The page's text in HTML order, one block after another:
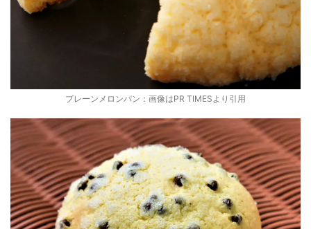
プレーンメロンパン：画像はPR TIMESより引用